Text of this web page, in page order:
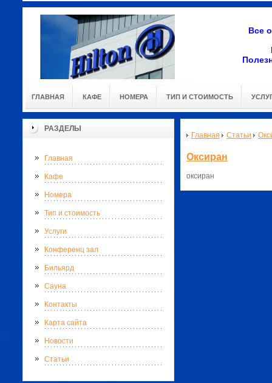
Все
ГЛАВНАЯ КАФЕ НОМЕРА ТИП И СТОИМОСТЬ
РАЗДЕЛЫ
Главная
Кафе
Номера
Тип и стоимость
Услуги
Конференц зал
Бильярд
Сауна
Контакты
Карта сайта
Новости
Статьи
Главная Статьи
Оксиран
оксиран